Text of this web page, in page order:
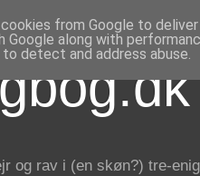
og rav i (en skøn?) tre-
from Google to
Google along with
detect and address abuse.